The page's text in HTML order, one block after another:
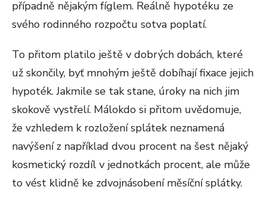
případně nějakým fíglem. Reálně hypotéku ze
svého rodinného rozpočtu sotva poplatí.
To přitom platilo ještě v dobrých dobách, které
už skončily, byť mnohým ještě dobíhají fixace jejich
hypoték. Jakmile se tak stane, úroky na nich jim
skokově vystřelí. Málokdo si přitom uvědomuje,
že vzhledem k rozložení splátek neznamená
navýšení z například dvou procent na šest nějaký
kosmetický rozdíl v jednotkách procent, ale může
to vést klidně ke zdvojnásobení měsíční splátky.